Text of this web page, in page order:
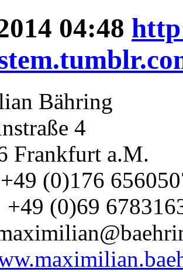
04:48
Bähring
4
Frankfurt a.M.
(0)176
(0)69